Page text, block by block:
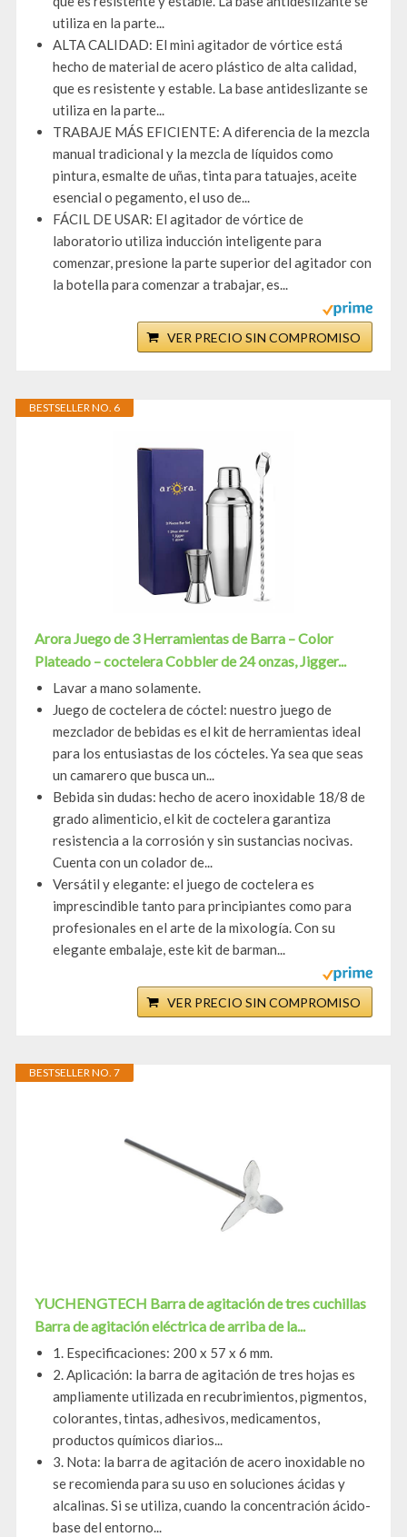
utiliza en la parte...
ALTA CALIDAD: El mini agitador de vórtice está
hecho de material de acero plástico de alta calidad,
que es resistente y estable. La base antideslizante se
utiliza en la parte...
TRABAJE MÁS EFICIENTE: A diferencia de la mezcla
manual tradicional y la mezcla de líquidos como
pintura, esmalte de uñas, tinta para tatuajes, aceite
esencial o pegamento, el uso de...
FÁCIL DE USAR: El agitador de vórtice de
laboratorio utiliza inducción inteligente para
comenzar, presione la parte superior del agitador con
la botella para comenzar a trabajar, es...
VER PRECIO SIN COMPROMISO
BESTSELLER NO. 6
Arora Juego de 3 Herramientas de Barra – Color
Plateado – coctelera Cobbler de 24 onzas, Jigger...
Lavar a mano solamente.
Juego de coctelera de cóctel: nuestro juego de
mezclador de bebidas es el kit de herramientas ideal
para los entusiastas de los cócteles. Ya sea que seas
un camarero que busca un...
Bebida sin dudas: hecho de acero inoxidable 18/8 de
grado alimenticio, el kit de coctelera garantiza
resistencia a la corrosión y sin sustancias nocivas.
Cuenta con un colador de...
Versátil y elegante: el juego de coctelera es
imprescindible tanto para principiantes como para
profesionales en el arte de la mixología. Con su
elegante embalaje, este kit de barman...
VER PRECIO SIN COMPROMISO
BESTSELLER NO. 7
YUCHENGTECH Barra de agitación de tres cuchillas
Barra de agitación eléctrica de arriba de la...
1. Especificaciones: 200 x 57 x 6 mm.
2. Aplicación: la barra de agitación de tres hojas es
ampliamente utilizada en recubrimientos, pigmentos,
colorantes, tintas, adhesivos, medicamentos,
productos químicos diarios...
3. Nota: la barra de agitación de acero inoxidable no
se recomienda para su uso en soluciones ácidas y
alcalinas. Si se utiliza, cuando la concentración ácido-
base del entorno...